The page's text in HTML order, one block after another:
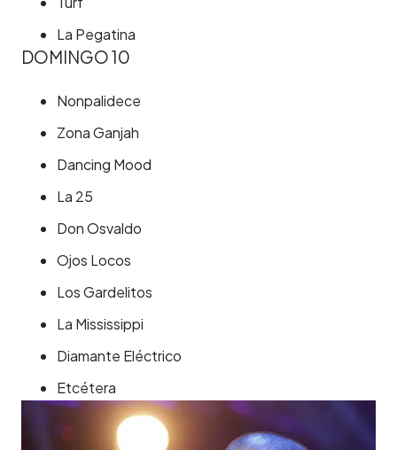
La Pegatina
DOMINGO 10
Nonpalidece
Zona Ganjah
Dancing Mood
La 25
Don Osvaldo
Ojos Locos
Los Gardelitos
La Mississippi
Diamante Eléctrico
Etcétera